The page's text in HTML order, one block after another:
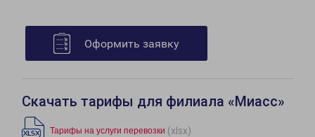
Оформить заявку
Скачать тарифы для филиала «Миасс»
Тарифы на услуги перевозки (xlsx)